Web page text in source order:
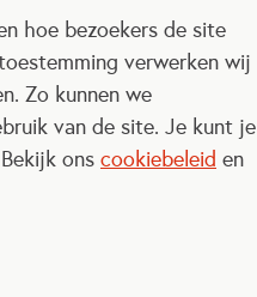
hoe bezoekers de site
verwerken wij
Zo kunnen we
van de site. Je kunt je
ons cookiebeleid en